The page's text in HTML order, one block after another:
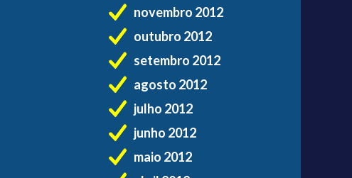
novembro 2012
outubro 2012
setembro 2012
agosto 2012
julho 2012
junho 2012
maio 2012